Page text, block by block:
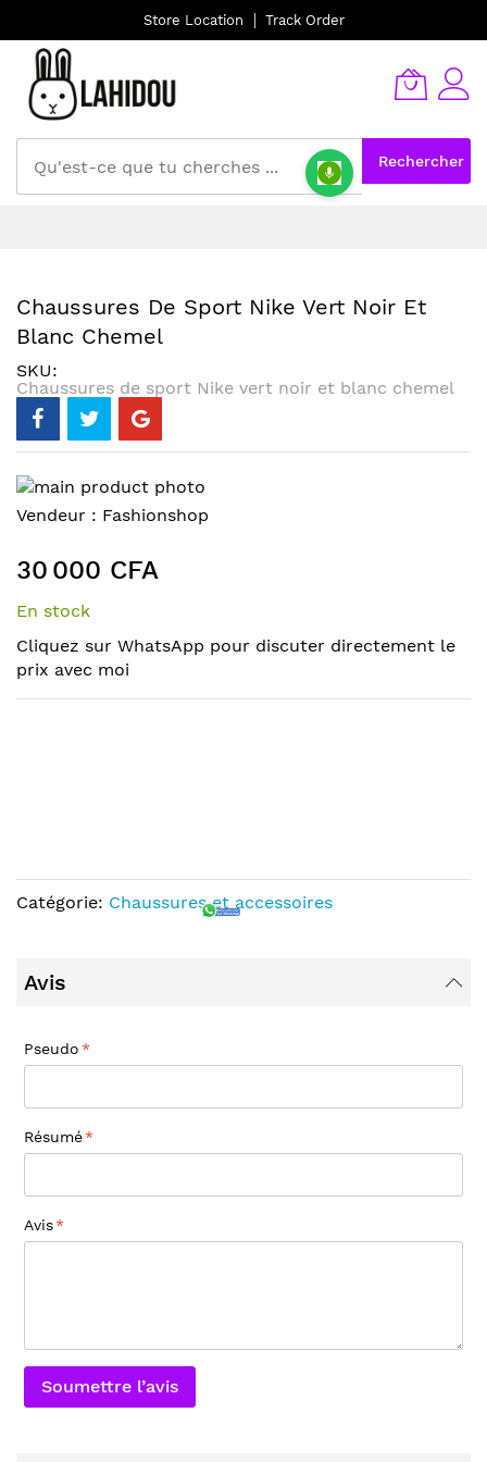
Store Location Track Order
Rechercher
Chaussures De Sport Nike Vert Noir Et
Blanc Chemel
SKU
Chaussures de sport Nike vert noir et blanc chemel
Skip
to
end
of
the
gallery
Skip
the
beginning
of
images
gallery
Vendeur : Fashionshop
30 000 CFA
En stock
Cliquez sur WhatsApp pour discuter directement le
prix avec moi
Catégorie: Chaussures et accessoires
Avis
Pseudo
Résumé
Avis
Soumettre l’avis